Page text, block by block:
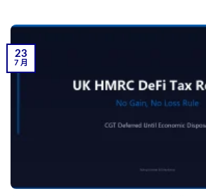
23
7 月